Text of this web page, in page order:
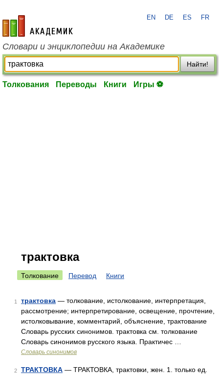
academic.ru
EN DE ES FR
Словари и энциклопедии на Академике
Найти!
Толкования Переводы Книги Игры ⚽
трактовка
Толкование Перевод Книги
1 трактовка — толкование, истолкование, интерпретация,
рассмотрение; интерпретирование, освещение, прочтение,
истолковывание, комментарий, объяснение, трактование
Словарь русских синонимов. трактовка см. толкование
Словарь синонимов русского языка. Практичес …
Словарь синонимов
2 ТРАКТОВКА — ТРАКТОВКА, трактовки, жен. 1. только ед.